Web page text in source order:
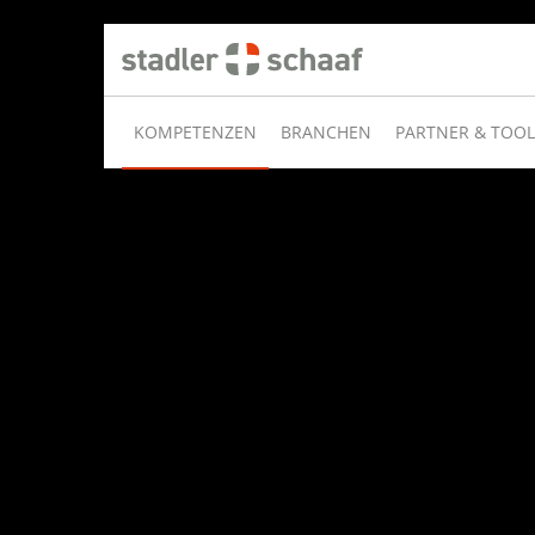
KOMPETENZEN BRANCHEN PARTNER &